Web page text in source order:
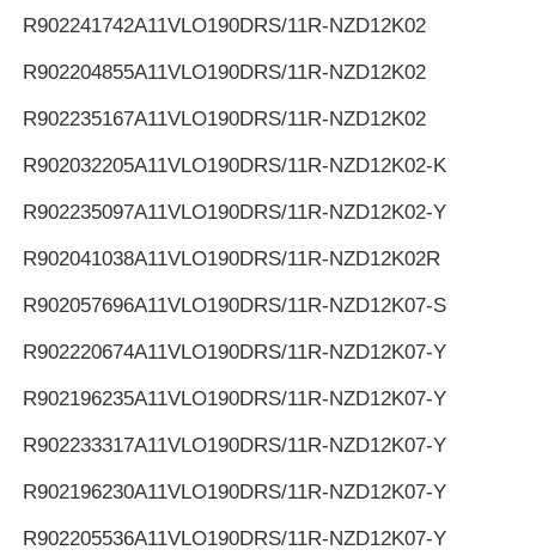
R902241742A11VLO190DRS/11R-NZD12K02
R902204855A11VLO190DRS/11R-NZD12K02
R902235167A11VLO190DRS/11R-NZD12K02
R902032205A11VLO190DRS/11R-NZD12K02-K
R902235097A11VLO190DRS/11R-NZD12K02-Y
R902041038A11VLO190DRS/11R-NZD12K02R
R902057696A11VLO190DRS/11R-NZD12K07-S
R902220674A11VLO190DRS/11R-NZD12K07-Y
R902196235A11VLO190DRS/11R-NZD12K07-Y
R902233317A11VLO190DRS/11R-NZD12K07-Y
R902196230A11VLO190DRS/11R-NZD12K07-Y
R902205536A11VLO190DRS/11R-NZD12K07-Y